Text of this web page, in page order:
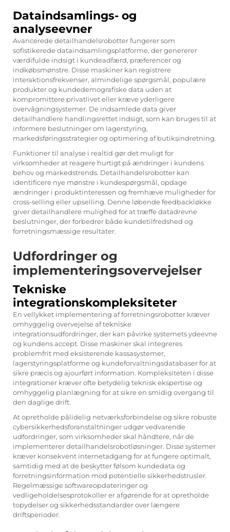
Dataindsamlings- og
analyseevner
Avancerede detailhandelsrobotter fungerer som
sofistikerede dataindsamlingsplatforme, der genererer
værdifulde indsigt i kundeadfærd, præferencer og
indkøbsmønstre. Disse maskiner kan registrere
interaktionsfrekvenser, almindelige spørgsmål, populære
produkter og kundedemografiske data uden at
kompromittere privatlivet eller kræve yderligere
overvågningsystemer. De indsamlede data giver
detailhandlere handlingsrettet indsigt, som kan bruges til at
informere beslutninger om lagerstyring,
markedsføringsstrategier og optimering af butiksindretning.
Funktioner til analyse i realtid gør det muligt for
virksomheder at reagere hurtigt på ændringer i kundens
behov og markedstrends. Detailhandelsrobotter kan
identificere nye mønstre i kundespørgsmål, opdage
ændringer i produktinteressen og fremhæve muligheder for
cross-selling eller upselling. Denne løbende feedbackløkke
giver detailhandlere mulighed for at træffe datadrevne
beslutninger, der forbedrer både kundetilfredshed og
forretningsmæssige resultater.
Udfordringer og
implementeringsovervejelser
Tekniske
integrationskompleksiteter
En vellykket implementering af forretningsrobotter kræver
omhyggelig overvejelse af tekniske
integrationsudfordringer, der kan påvirke systemets ydeevne
og kundens accept. Disse maskiner skal integreres
problemfrit med eksisterende kassasystemer,
lagerstyringsplatforme og kundeforvaltningsdatabaser for at
sikre præcis og ajourført information. Kompleksiteten i disse
integrationer kræver ofte betydelig teknisk ekspertise og
omhyggelig planlægning for at sikre en smidig overgang til
den daglige drift.
At opretholde pålidelig netværksforbindelse og sikre robuste
cybersikkerhedsforanstaltninger udgør vedvarende
udfordringer, som virksomheder skal håndtere, når de
implementerer detailhandelsrobotløsninger. Disse systemer
kræver konsekvent internetadgang for at fungere optimalt,
samtidig med at de beskytter følsom kundedata og
forretningsinformation mod potentielle sikkerhedstrusler.
Regelmæssige softwareopdateringer og
vedligeholdelsesprotokoller er afgørende for at opretholde
topydelser og sikkerhedsstandarder over længere
driftsperioder.